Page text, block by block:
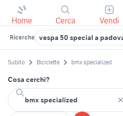
Home Cerca Vendi
Ricerche vespa 50 special a
Subito Biciclette bmx specialized
Cosa cerchi?